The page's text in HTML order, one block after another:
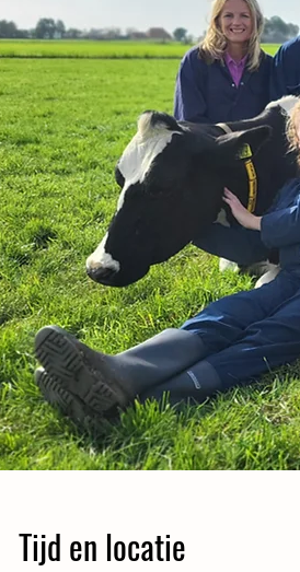
Tijd en locatie